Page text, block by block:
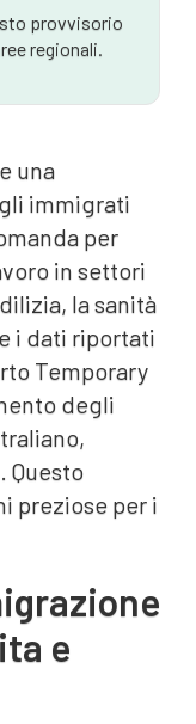
gli avvocati
provvisorio
regionali.
una
immigrati
per
in settori
la sanità
i dati riportati
Temporary
degli
Questo
preziose per i
e